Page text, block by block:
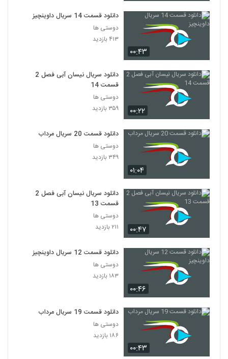
۰۰:۴۳
دانلود قسمت 14 سریال داوینچیز
دوستی ها
۴۱۳ بازدید
۰۰:۲۲
دانلود سریال نیسان آبی فصل 2
قسمت 14
دوستی ها
۳۵۹ بازدید
۰۱:۰۴
دانلود قسمت 20 سریال مرداب
دوستی ها
۳۴۹ بازدید
۰۰:۴۷
دانلود سریال نیسان آبی فصل 2
قسمت 13
دوستی ها
۲۱۱ بازدید
۰۰:۴۶
دانلود قسمت 12 سریال داوینچیز
دوستی ها
۱۸۳ بازدید
۰۰:۴۳
دانلود قسمت 19 سریال مرداب
دوستی ها
۱۸۶ بازدید